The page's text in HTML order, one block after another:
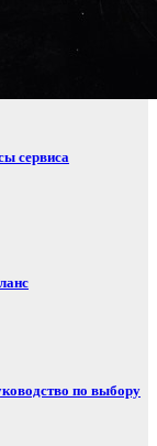
сервиса
по выбору